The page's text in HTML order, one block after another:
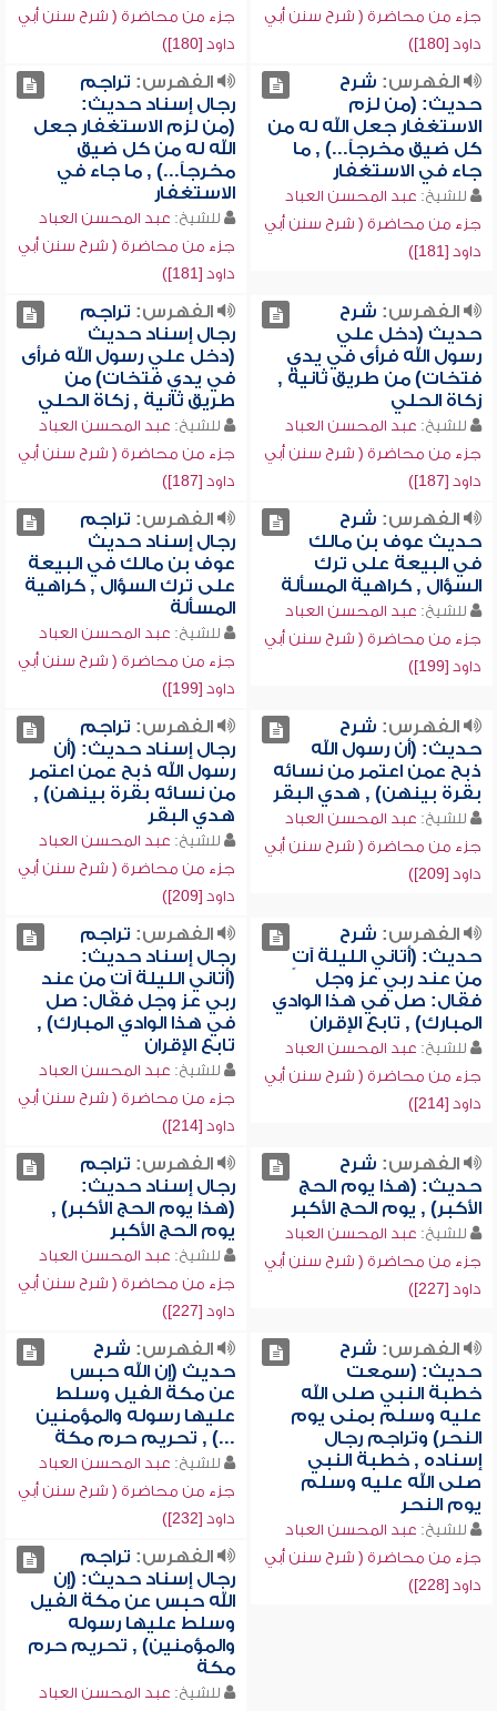
جزء من محاضرة ( شرح سنن أبي
داود [180])
جزء من محاضرة ( شرح سنن أبي
داود [180])
الفهرس: شرح
حديث: (من لزم
الاستغفار جعل الله له من
كل ضيق مخرجاً...) , ما
جاء في الاستغفار
للشيخ: عبد المحسن العباد
جزء من محاضرة ( شرح سنن أبي
داود [181])
الفهرس: تراجم
رجال إسناد حديث:
(من لزم الاستغفار جعل
الله له من كل ضيق
مخرجاً...) , ما جاء في
الاستغفار
للشيخ: عبد المحسن العباد
جزء من محاضرة ( شرح سنن أبي
داود [181])
الفهرس: شرح
حديث (دخل علي
رسول الله فرأى في يدي
فتخات) من طريق ثانية ,
زكاة الحلي
للشيخ: عبد المحسن العباد
جزء من محاضرة ( شرح سنن أبي
داود [187])
الفهرس: تراجم
رجال إسناد حديث
(دخل علي رسول الله فرأى
في يدي فتخات) من
طريق ثانية , زكاة الحلي
للشيخ: عبد المحسن العباد
جزء من محاضرة ( شرح سنن أبي
داود [187])
الفهرس: شرح
حديث عوف بن مالك
في البيعة على ترك
السؤال , كراهية المسألة
للشيخ: عبد المحسن العباد
جزء من محاضرة ( شرح سنن أبي
داود [199])
الفهرس: تراجم
رجال إسناد حديث
عوف بن مالك في البيعة
على ترك السؤال , كراهية
المسألة
للشيخ: عبد المحسن العباد
جزء من محاضرة ( شرح سنن أبي
داود [199])
الفهرس: شرح
حديث: (أن رسول الله
ذبح عمن اعتمر من نسائه
بقرة بينهن) , هدي البقر
للشيخ: عبد المحسن العباد
جزء من محاضرة ( شرح سنن أبي
داود [209])
الفهرس: تراجم
رجال إسناد حديث: (أن
رسول الله ذبح عمن اعتمر
من نسائه بقرة بينهن) ,
هدي البقر
للشيخ: عبد المحسن العباد
جزء من محاضرة ( شرح سنن أبي
داود [209])
الفهرس: شرح
حديث: (أتاني الليلة آتٍ
من عند ربي عز وجل
فقال: صل في هذا الوادي
المبارك) , تابع الإقران
للشيخ: عبد المحسن العباد
جزء من محاضرة ( شرح سنن أبي
داود [214])
الفهرس: تراجم
رجال إسناد حديث:
(أتاني الليلة آتٍ من عند
ربي عز وجل فقال: صل
في هذا الوادي المبارك) ,
تابع الإقران
للشيخ: عبد المحسن العباد
جزء من محاضرة ( شرح سنن أبي
داود [214])
الفهرس: شرح
حديث: (هذا يوم الحج
الأكبر) , يوم الحج الأكبر
للشيخ: عبد المحسن العباد
جزء من محاضرة ( شرح سنن أبي
داود [227])
الفهرس: تراجم
رجال إسناد حديث:
(هذا يوم الحج الأكبر) ,
يوم الحج الأكبر
للشيخ: عبد المحسن العباد
جزء من محاضرة ( شرح سنن أبي
داود [227])
الفهرس: شرح
حديث: (سمعت
خطبة النبي صلى الله
عليه وسلم بمنى يوم
النحر) وتراجم رجال
إسناده , خطبة النبي
صلى الله عليه وسلم
يوم النحر
للشيخ: عبد المحسن العباد
جزء من محاضرة ( شرح سنن أبي
داود [228])
الفهرس: شرح
حديث (إن الله حبس
عن مكة الفيل وسلط
عليها رسوله والمؤمنين
...) , تحريم حرم مكة
للشيخ: عبد المحسن العباد
جزء من محاضرة ( شرح سنن أبي
داود [232])
الفهرس: تراجم
رجال إسناد حديث: (إن
الله حبس عن مكة الفيل
وسلط عليها رسوله
والمؤمنين) , تحريم حرم
مكة
للشيخ: عبد المحسن العباد